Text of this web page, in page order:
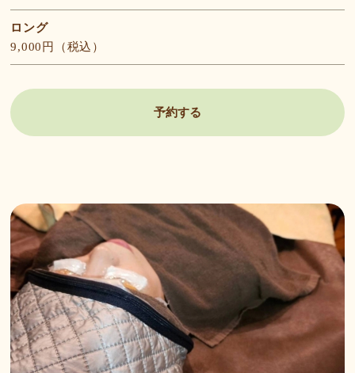
ロング
9,000円（税込）
予約する